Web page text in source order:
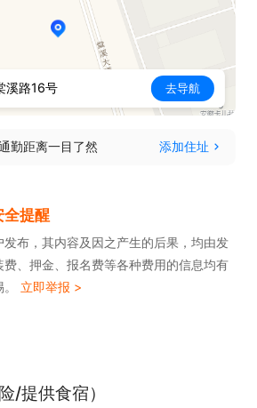
溪路16号 去导航
勤距离一目了然 添加住址
全提醒
布，其内容及因之产生的后果，均由发
、押金、报名费等各种费用的信息均有
立即举报 >
/提供食宿）